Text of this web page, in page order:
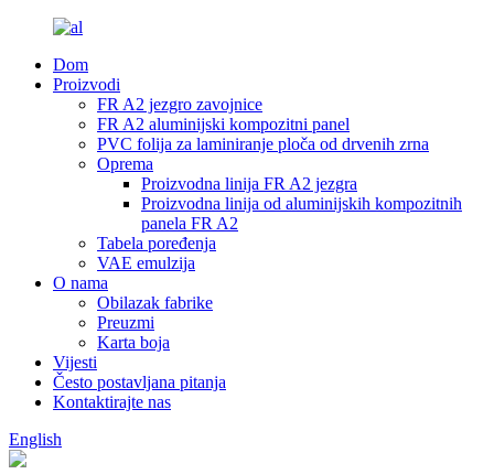
Dom
Proizvodi
FR A2 jezgro zavojnice
FR A2 aluminijski kompozitni panel
PVC folija za laminiranje ploča od drvenih zrna
Oprema
Proizvodna linija FR A2 jezgra
Proizvodna linija od aluminijskih kompozitnih
panela FR A2
Tabela poređenja
VAE emulzija
O nama
Obilazak fabrike
Preuzmi
Karta boja
Vijesti
Često postavljana pitanja
Kontaktirajte nas
English